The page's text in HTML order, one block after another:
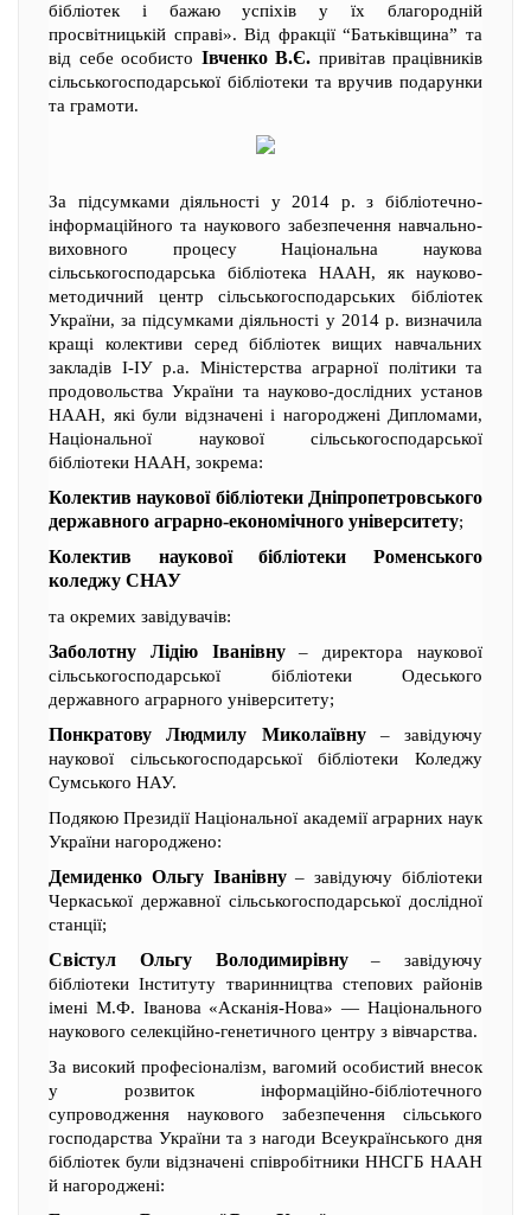
бібліотек і бажаю успіхів у їх благородній
просвітницькій справі». Від фракції “Батьківщина” та
від себе особисто Івченко В.Є. привітав працівників
сільськогосподарської бібліотеки та вручив подарунки
та грамоти.
За підсумками діяльності у 2014 р. з бібліотечно-
інформаційного та наукового забезпечення навчально-
виховного процесу Національна наукова
сільськогосподарська бібліотека НААН, як науково-
методичний центр сільськогосподарських бібліотек
України, за підсумками діяльності у 2014 р. визначила
кращі колективи серед бібліотек вищих навчальних
закладів І-ІУ р.а. Міністерства аграрної політики та
продовольства України та науково-дослідних установ
НААН, які були відзначені і нагороджені Дипломами,
Національної наукової сільськогосподарської
бібліотеки НААН, зокрема:
Колектив наукової бібліотеки Дніпропетровського
державного аграрно-економічного університету;
Колектив наукової бібліотеки Роменського
коледжу СНАУ
та окремих завідувачів:
Заболотну Лідію Іванівну– директора наукової
сільськогосподарської бібліотеки Одеського
державного аграрного університету;
Понкратову Людмилу Миколаївну– завідуючу
наукової сільськогосподарської бібліотеки Коледжу
Сумського НАУ.
Подякою Президії Національної академії аграрних наук
України нагороджено:
Демиденко Ольгу Іванівну– завідуючу бібліотеки
Черкаської державної сільськогосподарської дослідної
станції;
Свістул Ольгу Володимирівну– завідуючу
бібліотеки Інституту тваринництва степових районів
імені М.Ф. Іванова «Асканія-Нова» — Національного
наукового селекційно-генетичного центру з вівчарства.
За високий професіоналізм, вагомий особистий внесок
у розвиток інформаційно-бібліотечного
супроводження наукового забезпечення сільського
господарства України та з нагоди Всеукраїнського дня
бібліотек були відзначені співробітники ННСГБ НААН
й нагороджені: